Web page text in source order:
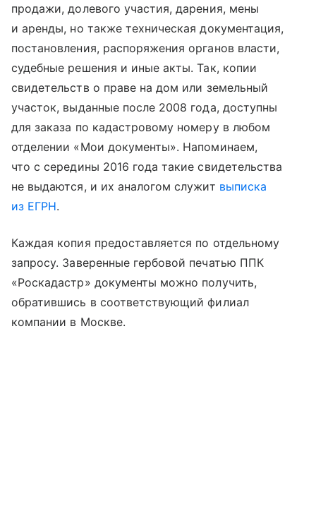
продажи, долевого участия, дарения, мены
и аренды, но также техническая документация,
постановления, распоряжения органов власти,
судебные решения и иные акты. Так, копии
свидетельств о праве на дом или земельный
участок, выданные после 2008 года, доступны
для заказа по кадастровому номеру в любом
отделении «Мои документы». Напоминаем,
что с середины 2016 года такие свидетельства
не выдаются, и их аналогом служит выписка
из ЕГРН.
Каждая копия предоставляется по отдельному
запросу. Заверенные гербовой печатью ППК
«Роскадастр» документы можно получить,
обратившись в соответствующий филиал
компании в Москве.